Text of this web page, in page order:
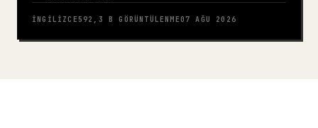
İNGILIZCE592,3 B GÖRÜNTÜLENME07 AĞU 2026